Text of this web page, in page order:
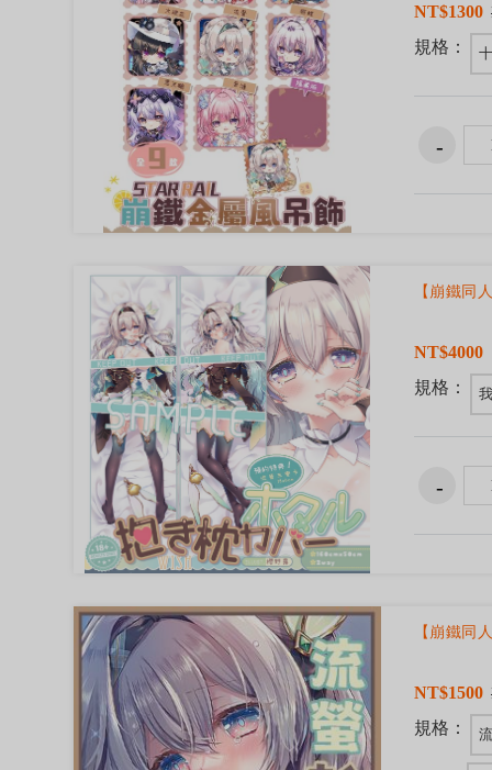
NT$1300
規格：
【崩鐵同
NT$4000
規格：
【崩鐵同
NT$1500
規格：